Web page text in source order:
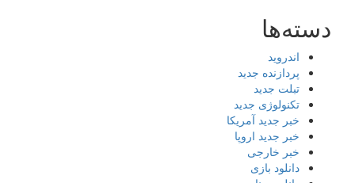
دسته‌ها
اندروید
پردازنده جدید
تبلت جدید
تکنولوژی جدید
خبر جدید آمریکا
خبر جدید اروپا
خبر خارجی
دانلود بازی